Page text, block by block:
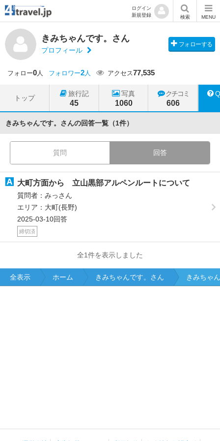
ログイン
新規登録
検索 MENU
きみちゃんです。さん
プロフィール
フォローする
フォロー0人 フォロワー2人 アクセス77,535
トップ
旅行記
45
写真
1060
クチコミ
606
きみちゃんです。さんの回答一覧（1件）
質問 回答
大町方面から 立山黒部アルペンルートについて
質問者：みっさん
エリア：大町(長野)
2025-03-10回答
締切済
全1件を表示しました
全表示 ホーム きみちゃんです。さん きみちゃ